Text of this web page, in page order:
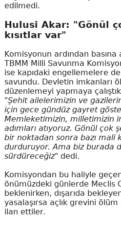
edilmedi.
Hulusi Akar: "Gönül
kısıtlar var"
Komisyonun ardından
TBMM Milli Savunma
ise kapıdaki engellemelere
savundu. Devletin imkanları
düzenlemeyi yapmaya
"Şehit ailelerimizin ve
için gece gündüz gayret
Memleketimizin, milletimizin
adımları atıyoruz. Gönül
bir noktadan sonra bazı mali
durduruyor. Ama biz burada
sürdüreceğiz" dedi.
Komisyondan bu haliyle
önümüzdeki günlerde Meclis
beklenirken, dışarıda
yasalaşırsa açlık grevini
ilan ettiler.